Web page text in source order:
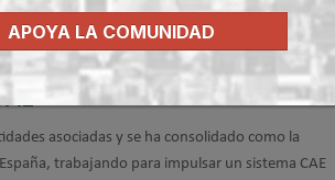
que, de hecho, se está convirtiendo en una
asociadas y se ha consolidado como la
trabajando para impulsar un sistema CAE
APOYA LA COMUNIDAD